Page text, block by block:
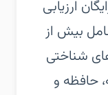
آزمون رایگان ارزیابی
ارائه نتایج)‏2. شامل بیش از
شناختی
حافظه و